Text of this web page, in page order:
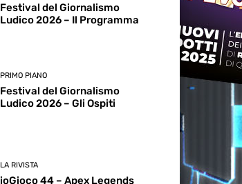
Festival del Giornalismo
Ludico 2026 – Il Programma
PRIMO PIANO
Festival del Giornalismo
Ludico 2026 – Gli Ospiti
LA RIVISTA
ioGioco 44 – Apex Legends